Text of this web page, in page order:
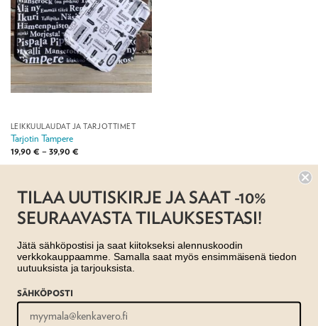
LEIKKUULAUDAT JA TARJOTTIMET
Tarjotin Tampere
19,90 € – 39,90 €Hintaluokka:
AJANKOHTAISTA
REKISTERISELOSTE
TILAA UUTISKIRJE JA SAAT -10%
SEURAAVASTA TILAUKSESTASI!
Jätä sähköpostisi ja saat kiitokseksi alennuskoodin
verkkokauppaamme. Samalla saat myös ensimmäisenä tiedon
uutuuksista ja tarjouksista.
SÄHKÖPOSTI